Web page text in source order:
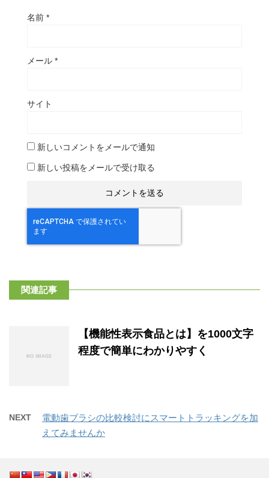
名前 *
メール *
サイト
新しいコメントをメールで通知
新しい投稿をメールで受け取る
関連記事
【機能性表示食品とは】を1000文字
程度で簡単にわかりやすく
NEXT
電動歯ブラシの比較検討にスマートトラッキングを加
えてみませんか